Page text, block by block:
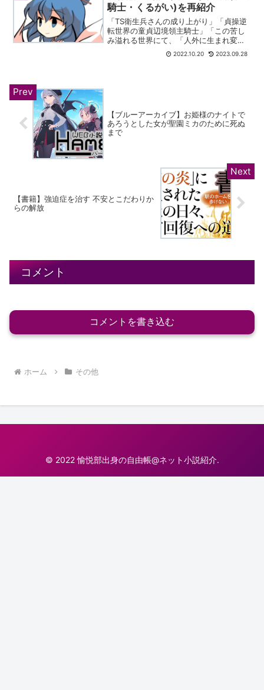
騎士・くるがい)を再紹介
「TS衛生兵さんの成り上がり」「貞操逆
転世界の童貞辺境領主騎士」「この苦し
み溢れる世界にて、「人外に生まれ変わ
ってよかった」」の３つを再紹介しま
す。最近更新されていて、とても面白い
2022.10.20 2023.09.28
【ブルーアーカイブ】お姫様のナイトで
あろうとした女が聖園ミカのために死ぬ
まで
【書籍】強迫症を治す 不安とこだわりか
らの解放
コメント
コメントを書き込む
ホーム その他
© 2022 愉悦部出身の自由帳@ネット小説紹介.